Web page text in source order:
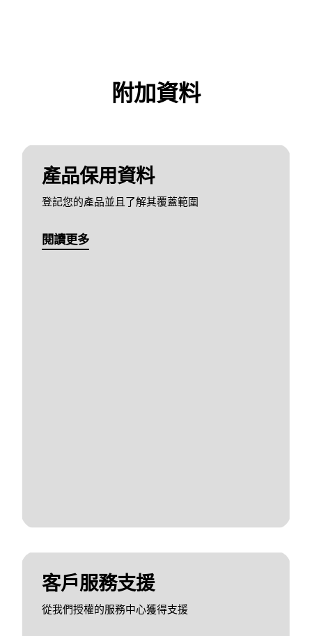
附加資料
產品保用資料
登記您的產品並且了解其覆蓋範圍
閱讀更多
客戶服務支援
從我們授權的服務中心獲得支援